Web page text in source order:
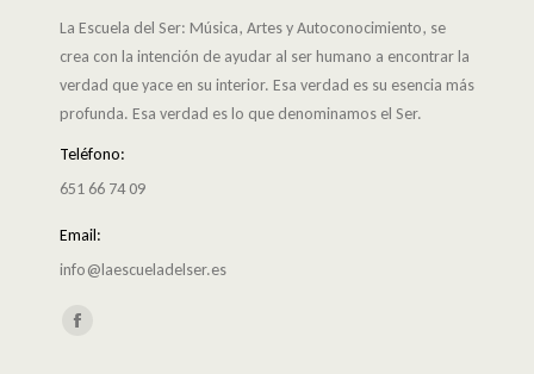
La Escuela del Ser: Música, Artes y Autoconocimiento, se
crea con la intención de ayudar al ser humano a encontrar la
verdad que yace en su interior. Esa verdad es su esencia más
profunda. Esa verdad es lo que denominamos el Ser.
Teléfono:
651 66 74 09
Email:
info@laescueladelser.es
Encuéntranos en:
Facebook